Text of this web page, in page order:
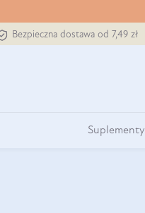
Bezpieczna dostawa od 7,49 zł
Suplementy